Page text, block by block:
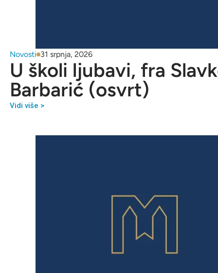
Novosti 31 srpnja, 2026
U školi ljubavi, fra
Barbarić (osvrt)
Vidi više >